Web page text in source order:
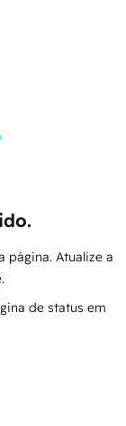
página. Atualize a
de status em